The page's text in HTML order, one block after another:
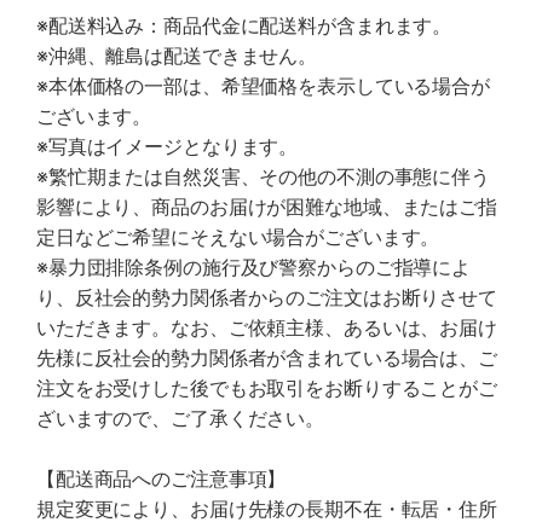
※配送料込み：商品代金に配送料が含まれます。
※沖縄、離島は配送できません。
※本体価格の一部は、希望価格を表示している場合が
ございます。
※写真はイメージとなります。
※繁忙期または自然災害、その他の不測の事態に伴う
影響により、商品のお届けが困難な地域、またはご指
定日などご希望にそえない場合がございます。
※暴力団排除条例の施行及び警察からのご指導によ
り、反社会的勢力関係者からのご注文はお断りさせて
いただきます。なお、ご依頼主様、あるいは、お届け
先様に反社会的勢力関係者が含まれている場合は、ご
注文をお受けした後でもお取引をお断りすることがご
ざいますので、ご了承ください。
【配送商品へのご注意事項】
規定変更により、お届け先様の長期不在・転居・住所